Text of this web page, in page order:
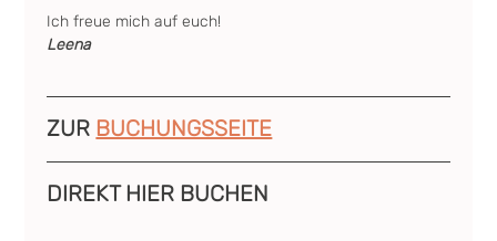
Ich freue mich auf euch!
Leena
ZUR BUCHUNGSSEITE
DIREKT HIER BUCHEN